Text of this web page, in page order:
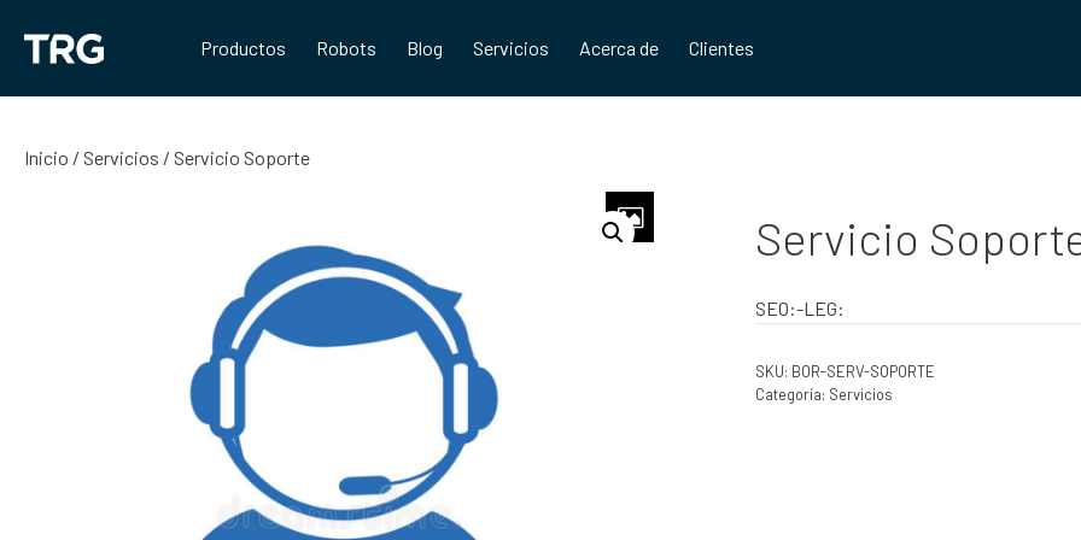
contenido
Productos Robots Blog Servicios Acerca de Clientes
Inicio / Servicios / Servicio Soporte
Servicio
SEO:-LEG:
SKU: BOR-SERV-SOPORTE
Categoría: Servicios